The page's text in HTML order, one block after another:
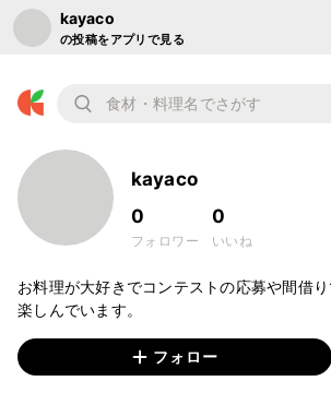
kayaco
の投稿をアプリで見る
kayaco
0
フォロワー
0
いいね
お料理が大好きでコンテストの応募や間借
楽しんでいます。
フォロー